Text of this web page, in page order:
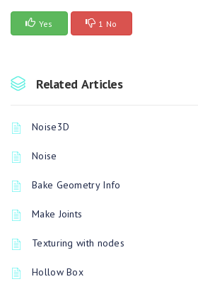
Yes 1 No
Related Articles
Noise3D
Noise
Bake Geometry Info
Make Joints
Texturing with nodes
Hollow Box